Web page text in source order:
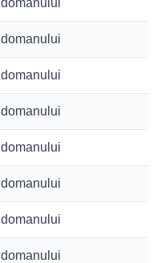
domanului
domanului
domanului
domanului
domanului
domanului
domanului
domanului